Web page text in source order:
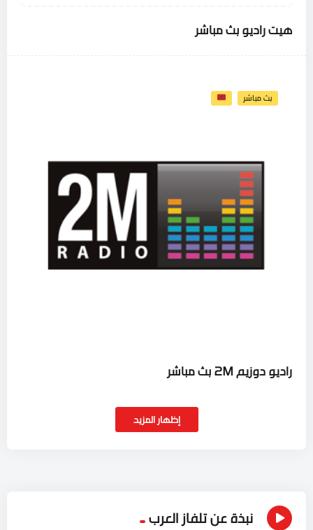
هيت راديو بث مباشر
بث مباشر
راديو دوزيم 2M بث مباشر
إظهار المزيد
نبذة عن تلفاز العرب